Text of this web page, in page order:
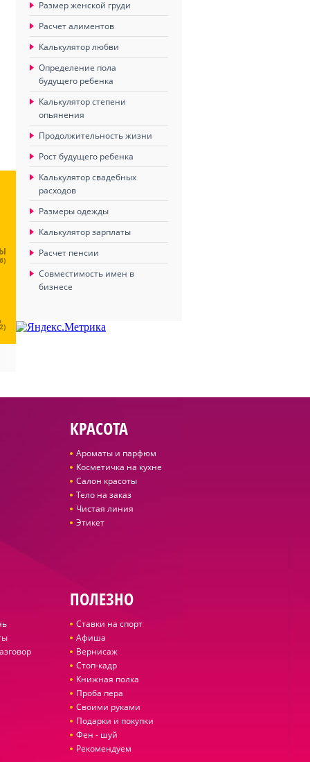
Размер женской груди
Расчет алиментов
Калькулятор любви
Определение пола
будущего ребенка
Калькулятор степени
опьянения
Продолжительность жизни
Рост будущего ребенка
Калькулятор свадебных
расходов
Размеры одежды
Калькулятор зарплаты
Расчет пенсии
Совместимость имен в
бизнесе
КРАСОТА
Ароматы и парфюм
Косметичка на кухне
Салон красоты
Тело на заказ
Чистая линия
Этикет
ПОЛЕЗНО
Ставки на спорт
Афиша
Вернисаж
Стоп-кадр
Книжная полка
Проба пера
Своими руками
Подарки и покупки
Фен - шуй
Рекомендуем